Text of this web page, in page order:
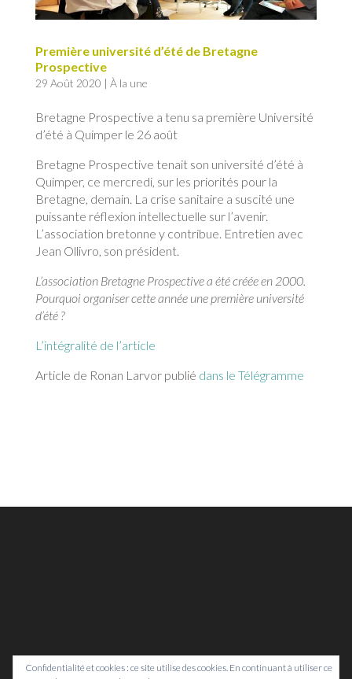
Première université d’été de Bretagne
Prospective
29 Août 2020 | À la une
Bretagne Prospective a tenu sa première Université
d’été à Quimper le 26 août
Bretagne Prospective tenait son université d’été à
Quimper, ce mercredi, sur les priorités pour la
Bretagne, demain. La crise sanitaire a suscité une
puissante réflexion intellectuelle sur l’avenir.
L’association bretonne y contribue. Entretien avec
Jean Ollivro, son président.
L’association Bretagne Prospective a été créée en 2000.
Pourquoi organiser cette année une première université
d’été ?
L’intégralité de l’article
Article de Ronan Larvor publié dans le Télégramme
Confidentialité et cookies : ce site utilise des cookies. En continuant à utiliser ce